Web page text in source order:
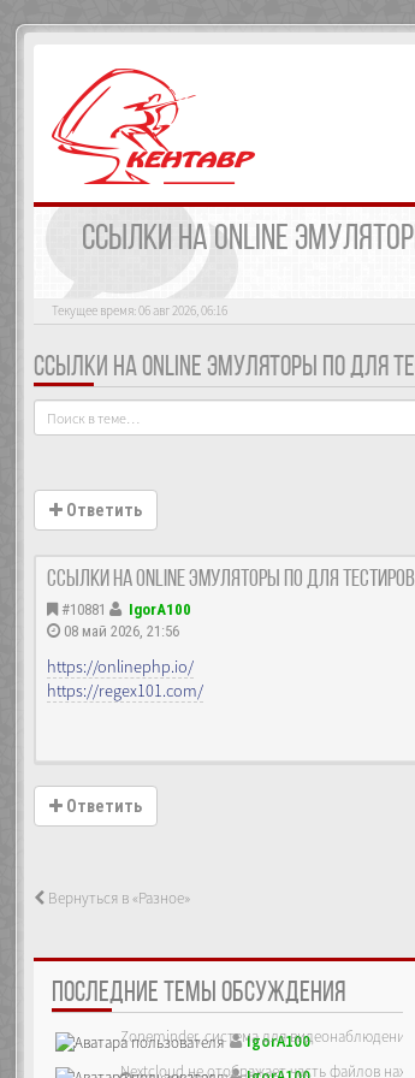
ССЫЛКИ НА ONLINE
Текущее время: 06 авг 2026, 06:16
ССЫЛКИ НА ONLINE ЭМУЛЯТОРЫ ПО ДЛЯ
Ответить
Ссылки на Online эмуляторы ПО для
#10881
IgorA100
08 май 2026, 21:56
https://onlinephp.io/
https://regex101.com/
Ответить
Вернуться в «Разное»
ПОСЛЕДНИЕ ТЕМЫ ОБСУЖДЕНИЯ
Zoneminder, система для видеонаблюдения
IgorA100
Nextcloud не отображает часть файлов